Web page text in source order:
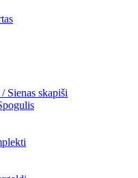
Sienas skapiši